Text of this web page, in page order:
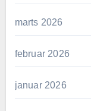
marts 2026
februar 2026
januar 2026